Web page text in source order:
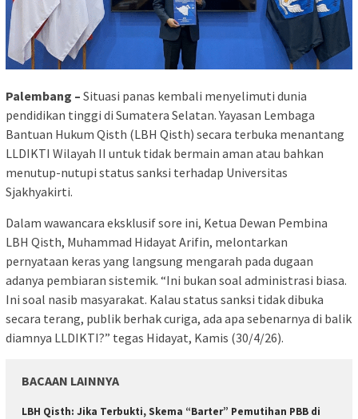
Palembang – Situasi panas kembali menyelimuti dunia
pendidikan tinggi di Sumatera Selatan. Yayasan Lembaga
Bantuan Hukum Qisth (LBH Qisth) secara terbuka menantang
LLDIKTI Wilayah II untuk tidak bermain aman atau bahkan
menutup-nutupi status sanksi terhadap Universitas
Sjakhyakirti.
Dalam wawancara eksklusif sore ini, Ketua Dewan Pembina
LBH Qisth, Muhammad Hidayat Arifin, melontarkan
pernyataan keras yang langsung mengarah pada dugaan
adanya pembiaran sistemik. “Ini bukan soal administrasi biasa.
Ini soal nasib masyarakat. Kalau status sanksi tidak dibuka
secara terang, publik berhak curiga, ada apa sebenarnya di balik
diamnya LLDIKTI?” tegas Hidayat, Kamis (30/4/26).
BACAAN LAINNYA
LBH Qisth: Jika Terbukti, Skema “Barter” Pemutihan PBB di